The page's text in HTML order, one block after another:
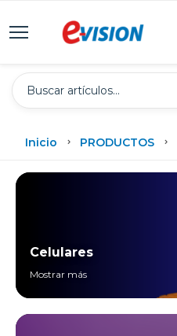
Inicio PRODUCTOS
Celulares
Mostrar más